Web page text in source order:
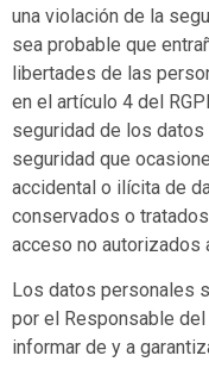
una violación de la
sea probable que
libertades de las
en el artículo 4 del
seguridad de los
seguridad que
accidental o ilícita de
conservados o
acceso no autorizados
Los datos personales
por el Responsable
informar de y a